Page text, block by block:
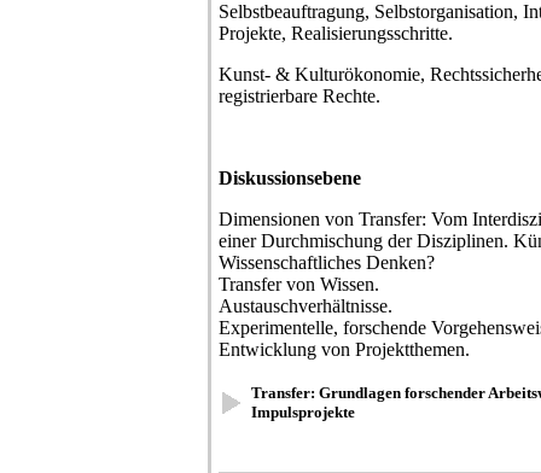
Selbstbeauftragung, Selbstorganisation,
Projekte, Realisierungsschritte.
Kunst- & Kulturökonomie,
registrierbare Rechte.
Diskussionsebene
Dimensionen von Transfer: Vom
einer Durchmischung der Disziplinen.
Wissenschaftliches Denken?
Transfer von Wissen.
Austauschverhältnisse.
Experimentelle, forschende
Entwicklung von Projektthemen.
Transfer: Grundlagen forschender
Impulsprojekte